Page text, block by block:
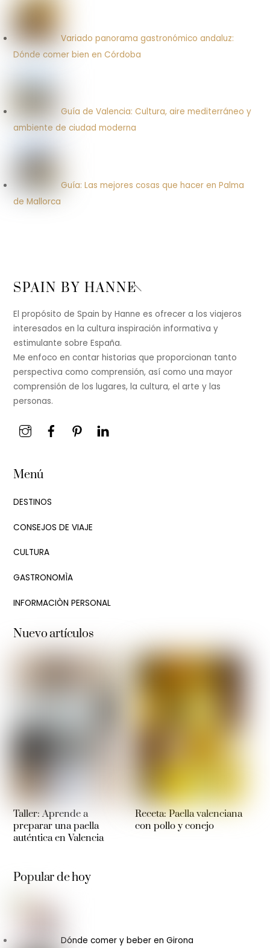
Variado panorama gastronómico andaluz:
Dónde comer bien en Córdoba
Guía de Valencia: Cultura, aire mediterráneo y
ambiente de ciudad moderna
Guía: Las mejores cosas que hacer en Palma
de Mallorca
Back
Top
SPAIN BY HANNE
El propósito de Spain by Hanne es ofrecer a los viajeros
interesados en la cultura inspiración informativa y
estimulante sobre España.
Me enfoco en contar historias que proporcionan tanto
perspectiva como comprensión, así como una mayor
comprensión de los lugares, la cultura, el arte y las
personas.
InstagramFacebook
Menú
DESTINOS
CONSEJOS DE VIAJE
CULTURA
GASTRONOMÌA
INFORMACIÒN PERSONAL
Nuevo artículos
Taller: Aprende a
preparar una paella
auténtica en Valencia
Receta: Paella valenciana
con pollo y conejo
Popular de hoy
Dónde comer y beber en Girona